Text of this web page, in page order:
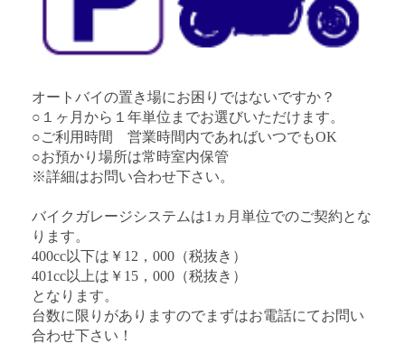
オートバイの置き場にお困りではないですか？
○１ヶ月から１年単位までお選びいただけます。
○ご利用時間 営業時間内であればいつでもOK
○お預かり場所は常時室内保管
※詳細はお問い合わせ下さい。
バイクガレージシステムは1ヵ月単位でのご契約とな
ります。
400cc以下は￥12，000（税抜き）
401cc以上は￥15，000（税抜き）
となります。
台数に限りがありますのでまずはお電話にてお問い
合わせ下さい！